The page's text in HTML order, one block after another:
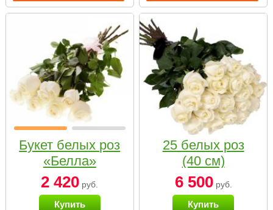
Букет белых роз
«Белла»
2 420 руб.
Купить
25 белых роз
(40 см)
6 500руб.
Купить